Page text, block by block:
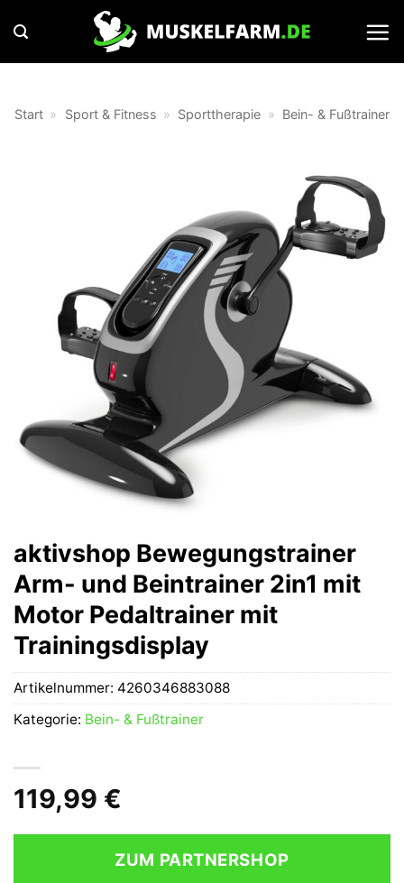
Inhalt
springen
Start » Sport & Fitness » Sporttherapie » Bein- & Fußtrainer
aktivshop Bewegungstrainer
Arm- und Beintrainer 2in1 mit
Motor Pedaltrainer mit
Trainingsdisplay
119,99 €
ZUM PARTNERSHOP
Artikelnummer: 4260346883088
Kategorie: Bein- & Fußtrainer